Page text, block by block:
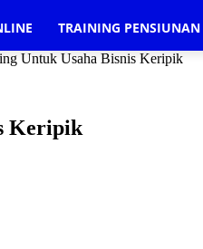
TRAINING PENSIUNAN
Untuk Usaha Bisnis Keripik
Keripik